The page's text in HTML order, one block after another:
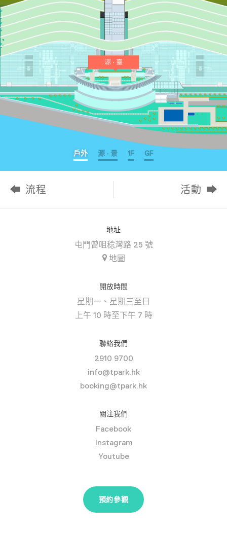
戶外 源 · 景 1F GF
流程 活動
地址
屯門曾咀稔灣路 25 號
地圖
開放時間
星期一、星期三至日
上午 10 時至下午 7 時
聯絡我們
2910 9700
info@tpark.hk
booking@tpark.hk
關注我們
Facebook
Instagram
Youtube
預約參觀